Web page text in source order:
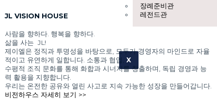
장례준비관
레전드관
X
JL VISION HOUSE
사람을 향하다. 행복을 향하다.
삶을 사는 JL!
제이엘은 정직과 투명성을 바탕으로, 모두가 경영자의 마인드로 자율
적이고 유연하게 일합니다. 소통과 협업,
수평적 조직 문화를 통해 화합과 시너지를 창출하며, 독립 경영과 능
력 활용을 지향합니다.
우리는 온전한 공유와 열린 사고로 지속 가능한 성장을 만들어갑니다.
비전하우스 자세히 보기 >>